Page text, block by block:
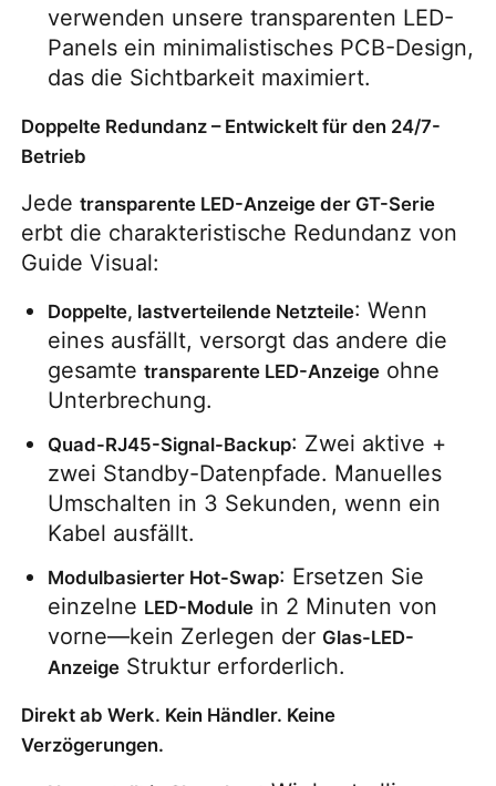
SMD LED-Bildschirm
LED-Anzeigetafel für den Außenbereich
LED-Werbetafel im Freien
verwenden unsere transparenten LED-
Panels ein minimalistisches PCB-Design,
das die Sichtbarkeit maximiert.
Doppelte Redundanz – Entwickelt für den 24/7-
Betrieb
Jede transparente LED-Anzeige der GT-Serie
erbt die charakteristische Redundanz von
Guide Visual:
Doppelte, lastverteilende Netzteile: Wenn
eines ausfällt, versorgt das andere die
gesamte transparente LED-Anzeige ohne
Unterbrechung.
Quad-RJ45-Signal-Backup: Zwei aktive +
zwei Standby-Datenpfade. Manuelles
Umschalten in 3 Sekunden, wenn ein
Kabel ausfällt.
Modulbasierter Hot-Swap: Ersetzen Sie
einzelne LED-Module in 2 Minuten von
vorne—kein Zerlegen der Glas-LED-
Anzeige Struktur erforderlich.
Direkt ab Werk. Kein Händler. Keine
Verzögerungen.